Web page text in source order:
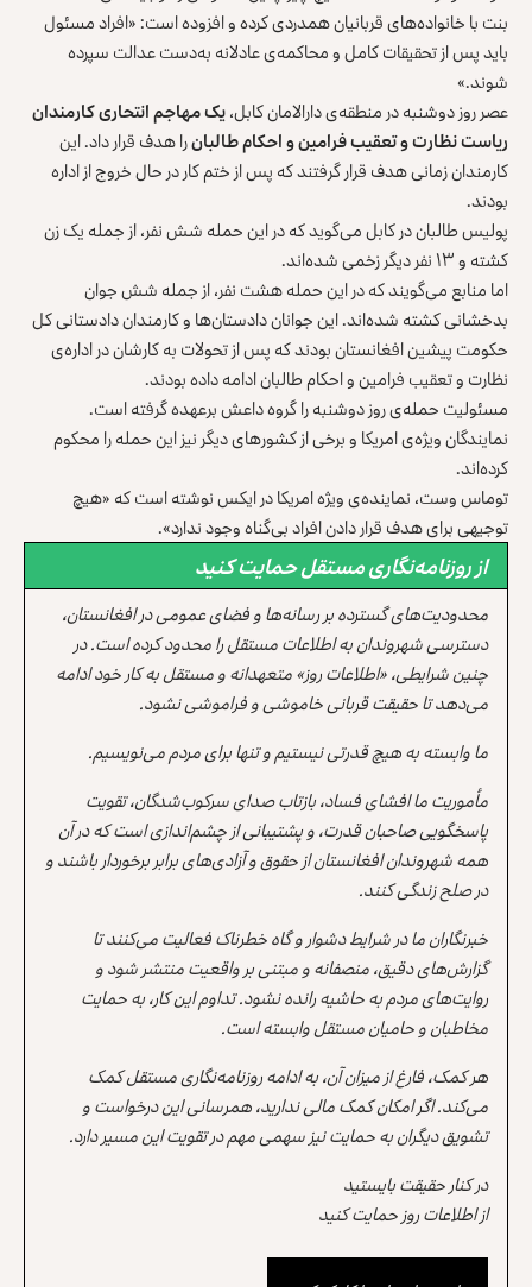
بنت با خانواده‌های قربانیان همدردی کرده و افزوده است: «افراد مسئول
باید پس از تحقیقات کامل و محاکمه‌ی عادلانه به‌دست عدالت سپرده
شوند.»
عصر روز دوشنبه در منطقه‌ی دارالامان کابل،یک مهاجم انتحاری کارمندان
ریاست نظارت و تعقیب فرامین و احکام طالبانرا هدف قرار داد. این
کارمندان زمانی هدف قرار گرفتند که پس از ختم کار در حال خروج از اداره
بودند.
پولیس طالبان در کابل می‌گوید که در این حمله شش نفر، از جمله یک زن
کشته و ۱۳ نفر دیگر زخمی شده‌اند.
اما منابع می‌گویند که در این حمله هشت نفر، از جمله شش جوان
بدخشانی کشته شده‌اند. این جوانان دادستان‌ها و کارمندان دادستانی کل
حکومت پیشین افغانستان بودند که پس از تحولات به کارشان در اداره‌ی
نظارت و تعقیب فرامین و احکام طالبان ادامه داده بودند.
مسئولیت حمله‌ی روز دوشنبه را گروه داعش برعهده گرفته است.
نمایندگان ویژه‌ی امریکا و برخی از کشورهای دیگر نیز این حمله را محکوم
کرده‌اند.
توماس وست، نماینده‌ی ویژه امریکا در ایکس نوشته است که «هیچ
توجیهی برای هدف قرار دادن افراد بی‌گناه وجود ندارد».
از روزنامه‌نگاری مستقل حمایت کنید
محدودیت‌های گسترده بر رسانه‌ها و فضای عمومی در افغانستان،
دسترسی شهروندان به اطلاعات مستقل را محدود کرده است. در
چنین شرایطی، «اطلاعات روز» متعهدانه و مستقل به کار خود ادامه
می‌دهد تا حقیقت قربانی خاموشی و فراموشی نشود.
ما وابسته به هیچ قدرتی نیستیم و تنها برای مردم می‌نویسیم.
مأموریت ما افشای فساد، بازتاب صدای سرکوب‌شدگان، تقویت
پاسخگویی صاحبان قدرت، و پشتیبانی از چشم‌اندازی است که در آن
همه شهروندان افغانستان از حقوق و آزادی‌های برابر برخوردار باشند و
در صلح زندگی کنند.
خبرنگاران ما در شرایط دشوار و گاه خطرناک فعالیت می‌کنند تا
گزارش‌های دقیق، منصفانه و مبتنی بر واقعیت منتشر شود و
روایت‌های مردم به حاشیه رانده نشود. تداوم این کار، به حمایت
مخاطبان و حامیان مستقل وابسته است.
هر کمک، فارغ از میزان آن، به ادامه روزنامه‌نگاری مستقل کمک
می‌کند. اگر امکان کمک مالی ندارید، همرسانی این درخواست و
تشویق دیگران به حمایت نیز سهمی مهم در تقویت این مسیر دارد.
در کنار حقیقت بایستید
از اطلاعات روز حمایت کنید